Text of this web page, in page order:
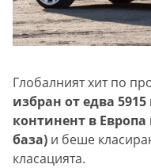
Глобалният хит по
избран от едва
континент в
база) и беше
класацията.